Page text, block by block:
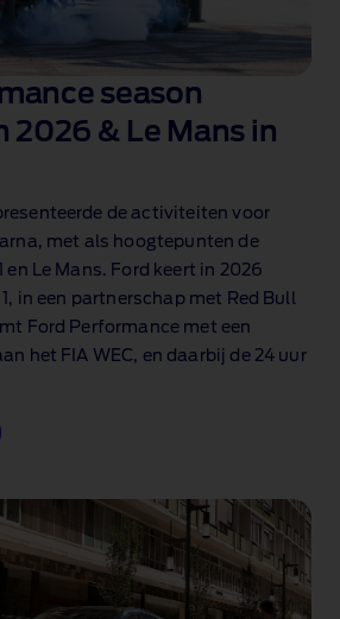
season
2026 & Le Mans in
de activiteiten voor
met als hoogtepunten de
en Le Mans. Ford keert in 2026
in een partnerschap met Red Bull
Ford Performance met een
het FIA WEC, en daarbij de 24 uur